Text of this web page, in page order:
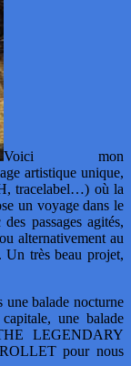
Voici mon
artistique unique,
tracelabel…) où la
un voyage dans le
passages agités,
alternativement au
Un très beau projet,
une balade nocturne
une balade
LEGENDARY
pour nous